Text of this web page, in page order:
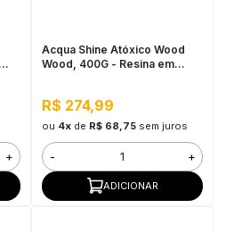
+
Acqua Shine Atóxico Wood
Wood, 400G - Resina em
R$ 274,99
ou 4xde R$ 68,75 sem juros
- +
ADICIONAR